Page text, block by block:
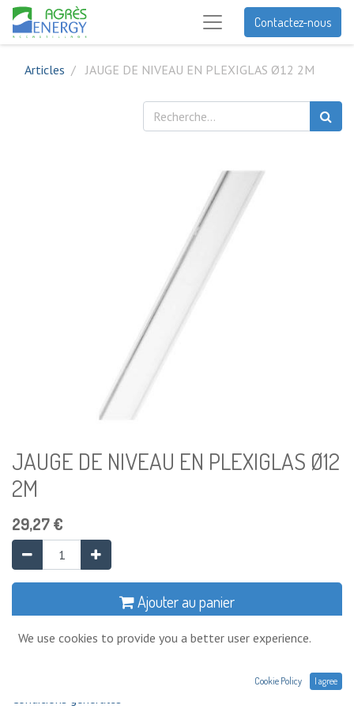
Contactez-nous
Articles JAUGE DE NIVEAU EN PLEXIGLAS Ø12 2M
JAUGE DE NIVEAU EN PLEXIGLAS Ø12
2M
29,27€
Ajouter au panier
Ajouter à la liste de souhaits
Conditions générales
We use cookies to provide you a better user experience.
Cookie Policy I agree